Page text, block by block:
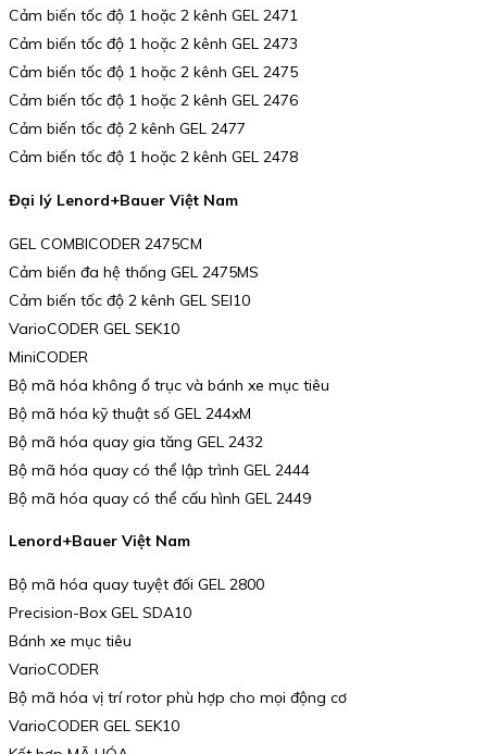
Cảm biến tốc độ 1 hoặc 2 kênh GEL 2471
Cảm biến tốc độ 1 hoặc 2 kênh GEL 2473
Cảm biến tốc độ 1 hoặc 2 kênh GEL 2475
Cảm biến tốc độ 1 hoặc 2 kênh GEL 2476
Cảm biến tốc độ 2 kênh GEL 2477
Cảm biến tốc độ 1 hoặc 2 kênh GEL 2478
Đại lý Lenord+Bauer Việt Nam
GEL COMBICODER 2475CM
Cảm biến đa hệ thống GEL 2475MS
Cảm biến tốc độ 2 kênh GEL SEI10
VarioCODER GEL SEK10
MiniCODER
Bộ mã hóa không ổ trục và bánh xe mục tiêu
Bộ mã hóa kỹ thuật số GEL 244xM
Bộ mã hóa quay gia tăng GEL 2432
Bộ mã hóa quay có thể lập trình GEL 2444
Bộ mã hóa quay có thể cấu hình GEL 2449
Lenord+Bauer Việt Nam
Bộ mã hóa quay tuyệt đối GEL 2800
Precision-Box GEL SDA10
Bánh xe mục tiêu
VarioCODER
Bộ mã hóa vị trí rotor phù hợp cho mọi động cơ
VarioCODER GEL SEK10